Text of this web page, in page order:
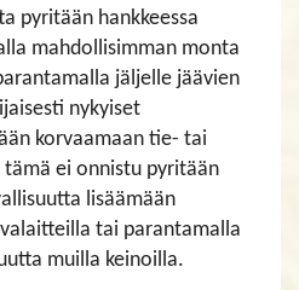
pyritään hankkeessa
mahdollisimman monta
jäljelle jäävien
nykyiset
korvaamaan tie- tai
ei onnistu pyritään
lisäämään
tai parantamalla
muilla keinoilla.